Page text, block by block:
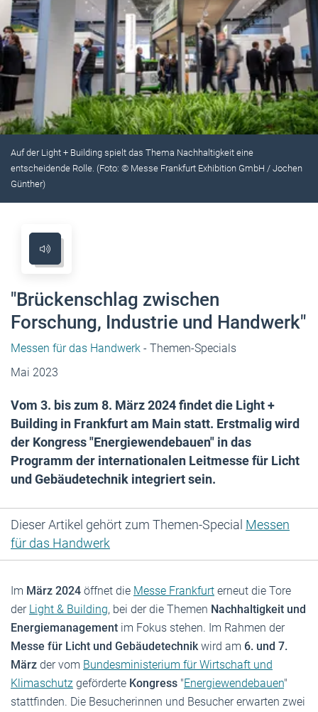
Auf der Light + Building spielt das Thema Nachhaltigkeit eine
entscheidende Rolle. (Foto: © Messe Frankfurt Exhibition GmbH / Jochen
Günther)
"Brückenschlag zwischen
Forschung, Industrie und Handwerk"
Messen für das Handwerk - Themen-Specials
Mai 2023
Vom 3. bis zum 8. März 2024 findet die Light +
Building in Frankfurt am Main statt. Erstmalig wird
der Kongress "Energiewendebauen" in das
Programm der internationalen Leitmesse für Licht
und Gebäudetechnik integriert sein.
Dieser Artikel gehört zum Themen-Special Messen
für das Handwerk
Im März 2024 öffnet die Messe Frankfurt erneut die Tore
der Light & Building, bei der die Themen Nachhaltigkeit und
Energiemanagement im Fokus stehen. Im Rahmen der
Messe für Licht und Gebäudetechnik wird am 6. und 7.
März der vom Bundesministerium für Wirtschaft und
Klimaschutz geförderte Kongress "Energiewendebauen"
stattfinden. Die Besucherinnen und Besucher erwarten zwei